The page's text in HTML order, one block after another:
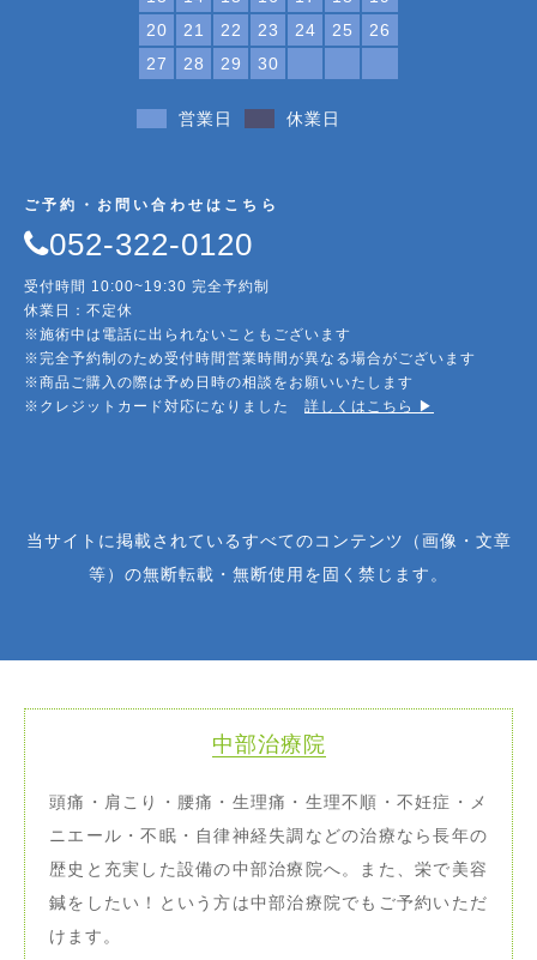
20
21 22 23 24 25
26
27
28 29 30
営業日 休業日
ご予約・お問い合わせはこちら
052-322-0120
受付時間 10:00~19:30 完全予約制
休業日：不定休
※施術中は電話に出られないこともございます
※完全予約制のため受付時間営業時間が異なる場合がございます
※商品ご購入の際は予め日時の相談をお願いいたします
※クレジットカード対応になりました 詳しくはこちら ▶︎
当サイトに掲載されているすべてのコンテンツ（画像・文章
等）の無断転載・無断使用を固く禁じます。
中部治療院
頭痛・肩こり・腰痛・生理痛・生理不順・不妊症・メ
ニエール・不眠・自律神経失調などの治療なら長年の
歴史と充実した設備の中部治療院へ。また、栄で美容
鍼をしたい！という方は中部治療院でもご予約いただ
けます。